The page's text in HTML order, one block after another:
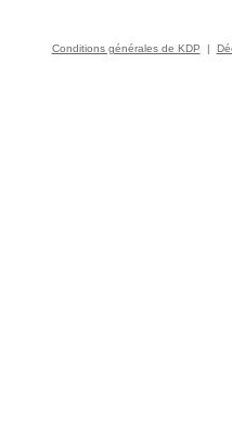
Conditions générales de KDP |